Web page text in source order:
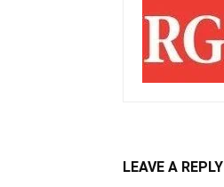
LEAVE A REPLY